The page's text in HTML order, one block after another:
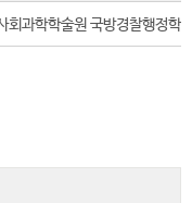
회과학학술원 국방경찰행정학